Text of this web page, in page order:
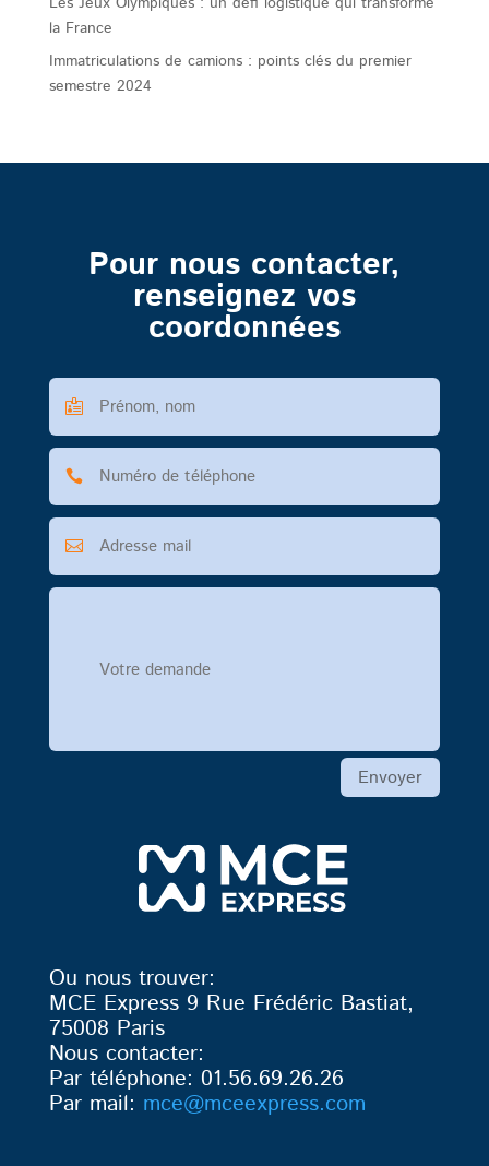
la France
Immatriculations de camions : points clés du premier
semestre 2024
Pour nous contacter,
renseignez vos
coordonnées
Envoyer
Ou nous trouver:
MCE Express 9 Rue Frédéric Bastiat,
75008 Paris
Nous contacter:
Par téléphone: 01.56.69.26.26
Par mail: mce@mceexpress.com